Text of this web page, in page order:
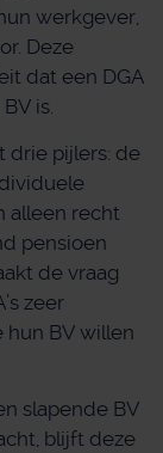
werkgever,
Deze
dat een DGA
is.
drie pijlers: de
alleen recht
pensioen
de vraag
zeer
hun BV willen
slapende BV
blijft deze